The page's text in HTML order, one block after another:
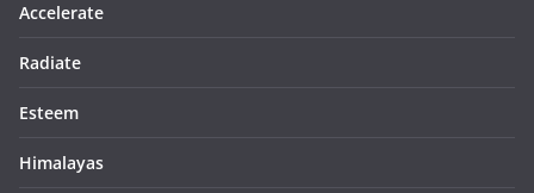
Accelerate
Radiate
Esteem
Himalayas